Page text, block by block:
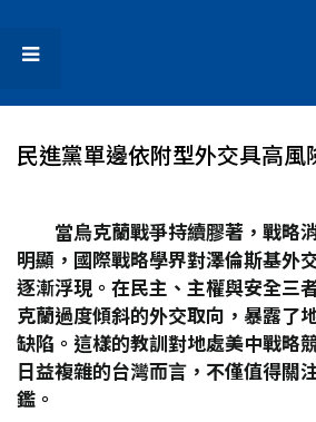
民進黨單邊依附型外交具高
當烏克蘭戰爭持續膠著，戰略
明顯，國際戰略學界對澤倫斯基外
逐漸浮現。在民主、主權與安全三
克蘭過度傾斜的外交取向，暴露了
缺陷。這樣的教訓對地處美中戰略
日益複雜的台灣而言，不僅值得關
鑑。